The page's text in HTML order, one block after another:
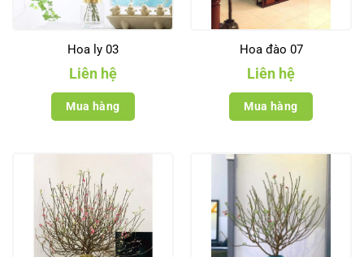
Hoa ly 03
Liên hệ
Mua hàng
Hoa đào 07
Liên hệ
Mua hàng